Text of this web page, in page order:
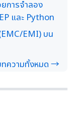
การจำลอง
และ Python
EMI) บน
ทความทั้งหมด →